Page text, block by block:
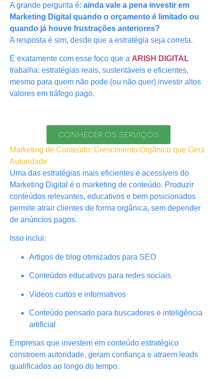
A grande pergunta é: ainda vale a pena investir em
Marketing Digital quando o orçamento é limitado ou
quando já houve frustrações anteriores?
A resposta é sim, desde que a estratégia seja correta.
É exatamente com esse foco que a ARISH DIGITAL
trabalha: estratégias reais, sustentáveis e eficientes,
mesmo para quem não pode (ou não quer) investir altos
valores em tráfego pago.
CONHECER OS SERVIÇOS
Marketing de Conteúdo: Crescimento Orgânico que Gera
Autoridade
Uma das estratégias mais eficientes e acessíveis do
Marketing Digital é o marketing de conteúdo. Produzir
conteúdos relevantes, educativos e bem posicionados
permite atrair clientes de forma orgânica, sem depender
de anúncios pagos.
Isso inclui:
Artigos de blog otimizados para SEO
Conteúdos educativos para redes sociais
Vídeos curtos e informativos
Conteúdo pensado para buscadores e inteligência
artificial
Empresas que investem em conteúdo estratégico
constroem autoridade, geram confiança e atraem leads
qualificados ao longo do tempo.